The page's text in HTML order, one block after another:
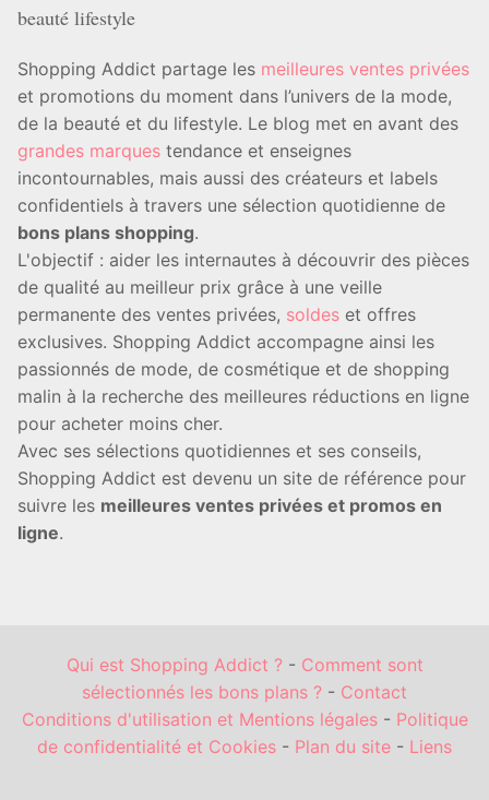
beauté lifestyle
Shopping Addict partage les meilleures ventes privées
et promotions du moment dans l’univers de la mode,
de la beauté et du lifestyle. Le blog met en avant des
grandes marques tendance et enseignes
incontournables, mais aussi des créateurs et labels
confidentiels à travers une sélection quotidienne de
bons plans shopping.
L'objectif : aider les internautes à découvrir des pièces
de qualité au meilleur prix grâce à une veille
permanente des ventes privées, soldes et offres
exclusives. Shopping Addict accompagne ainsi les
passionnés de mode, de cosmétique et de shopping
malin à la recherche des meilleures réductions en ligne
pour acheter moins cher.
Avec ses sélections quotidiennes et ses conseils,
Shopping Addict est devenu un site de référence pour
suivre les meilleures ventes privées et promos en
ligne.
Qui est Shopping Addict ?- Comment sont
sélectionnés les bons plans ? - Contact
Conditions d'utilisation et Mentions légales- Politique
de confidentialité et Cookies - Plan du site - Liens